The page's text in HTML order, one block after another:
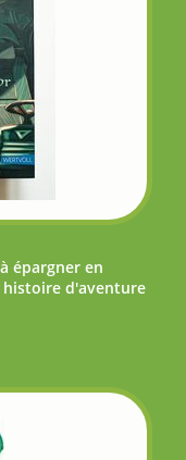
épargner en
histoire d'aventure